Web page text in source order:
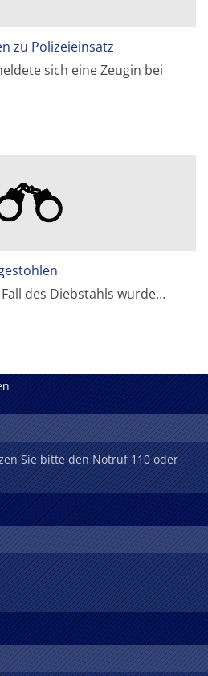
zu Polizeieinsatz
sich eine Zeugin bei
des Diebstahls wurde…
Sie bitte den Notruf 110 oder